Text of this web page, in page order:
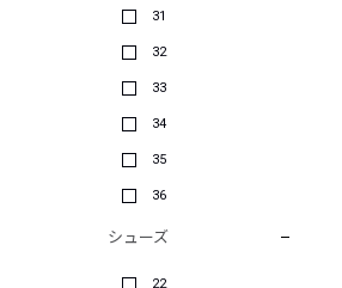
31
32
33
34
35
36
シューズ
22